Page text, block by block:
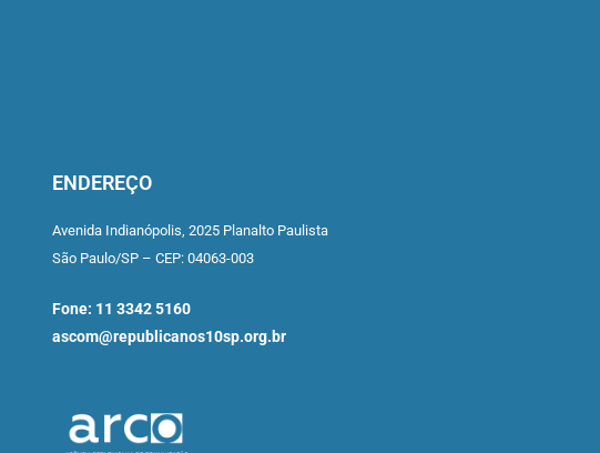
ENDEREÇO
Avenida Indianópolis, 2025 Planalto Paulista
São Paulo/SP – CEP: 04063-003
Fone: 11 3342 5160
ascom@republicanos10sp.org.br